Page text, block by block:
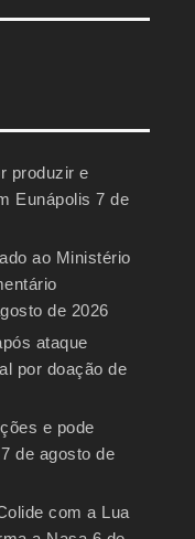
produzir e
Eunápolis 7 de
ao Ministério
de 2026
ataque
por doação de
e pode
7 de agosto de
com a Lua